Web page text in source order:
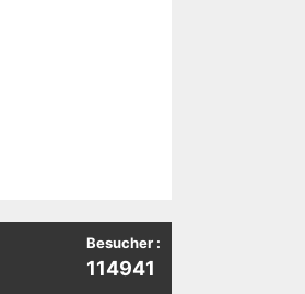
Besucher :
114941